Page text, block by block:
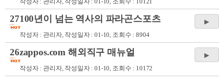
작성자 : 관리자, 작성일자 : 01-10, 조회수 : 10121
27100년이 넘는 역사의 파라곤스포츠
작성자 : 관리자, 작성일자 : 01-10, 조회수 : 8904
26zappos.com 해외직구 매뉴얼
작성자 : 관리자, 작성일자 : 01-10, 조회수 : 10172